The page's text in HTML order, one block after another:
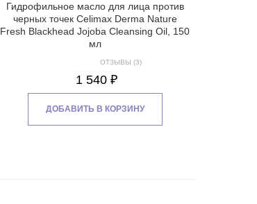
Гидрофильное масло для лица против
черных точек Celimax Derma Nature
Fresh Blackhead Jojoba Cleansing Oil, 150
мл
ОТЗЫВЫ (3)
1 540 ₽
ДОБАВИТЬ В КОРЗИНУ